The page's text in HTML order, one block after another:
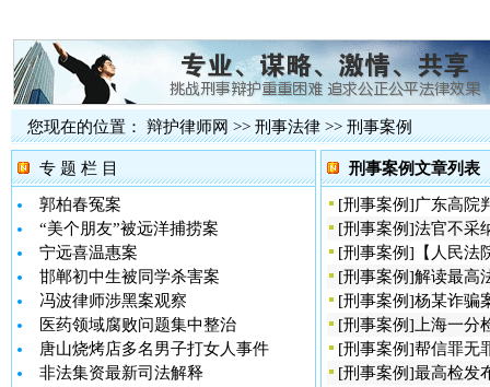
您现在的位置： 辩护律师网 >> 刑事法律 >> 刑事案例
专 题 栏 目
郭柏春冤案
“美个朋友”被远洋捕捞案
宁远喜温惠案
邯郸初中生被同学杀害案
冯波律师涉黑案观察
医药领域腐败问题集中整治
唐山烧烤店多名男子打女人事件
非法集资最新司法解释
刑事案例文章列表
[刑事案例]广东高院
[刑事案例]法官不采
[刑事案例] 【人民
[刑事案例]解读最高
[刑事案例]杨某诈骗
[刑事案例] 上海一
[刑事案例]帮信罪无
[刑事案例]最高检发